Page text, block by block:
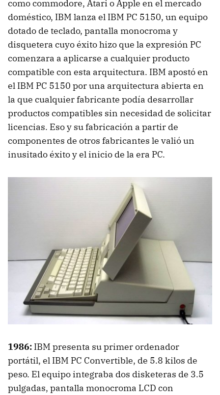
como commodore, Atari o Apple en el mercado
doméstico, IBM lanza el IBM PC 5150, un equipo
dotado de teclado, pantalla monocroma y
disquetera cuyo éxito hizo que la expresión PC
comenzara a aplicarse a cualquier producto
compatible con esta arquitectura. IBM apostó en
el IBM PC 5150 por una arquitectura abierta en
la que cualquier fabricante podía desarrollar
productos compatibles sin necesidad de solicitar
licencias. Eso y su fabricación a partir de
componentes de otros fabricantes le valió un
inusitado éxito y el inicio de la era PC.
1986: IBM presenta su primer ordenador
portátil, el IBM PC Convertible, de 5.8 kilos de
peso. El equipo integraba dos disketeras de 3.5
pulgadas, pantalla monocroma LCD con